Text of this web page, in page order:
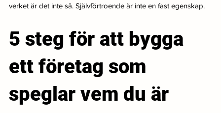
verket är det inte så. Självförtroende är inte en fast egenskap.
5 steg för att bygga
ett företag som
speglar vem du är